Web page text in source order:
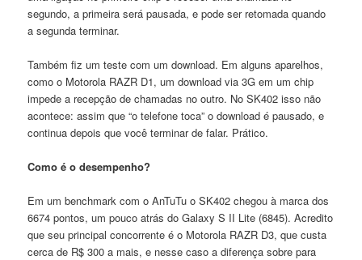
segundo, a primeira será pausada, e pode ser retomada quando
a segunda terminar.
Também fiz um teste com um download. Em alguns aparelhos,
como o Motorola RAZR D1, um download via 3G em um chip
impede a recepção de chamadas no outro. No SK402 isso não
acontece: assim que “o telefone toca” o download é pausado, e
continua depois que você terminar de falar. Prático.
Como é o desempenho?
Em um benchmark com o AnTuTu o SK402 chegou à marca dos
6674 pontos, um pouco atrás do Galaxy S II Lite (6845). Acredito
que seu principal concorrente é o Motorola RAZR D3, que custa
cerca de R$ 300 a mais, e nesse caso a diferença sobre para